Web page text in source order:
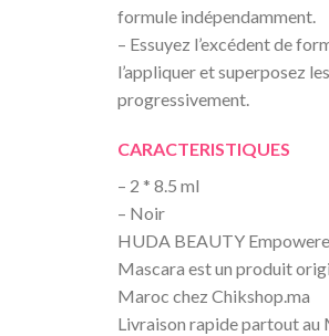
formule indépendamment.
– Essuyez l’excédent de
l’appliquer et superposez
progressivement.
CARACTERISTIQUES
– 2 * 8.5 ml
– Noir
HUDA BEAUTY
Mascara est un produit
Maroc chez Chikshop.ma
Livraison rapide partout au